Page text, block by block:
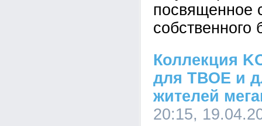
посвященное
собственного
Коллекция
для ТВОЕ и
жителей
20:15,